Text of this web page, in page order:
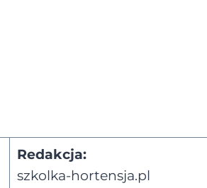
Redakcja:
szkolka-hortensja.pl